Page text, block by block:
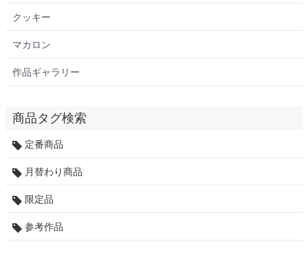
クッキー
マカロン
作品ギャラリー
商品タグ検索
定番商品
月替わり商品
限定品
参考作品